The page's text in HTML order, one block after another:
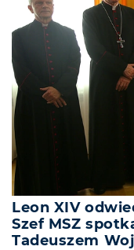
Leon XIV
Szef MSZ
Tadeuszem